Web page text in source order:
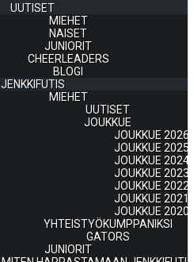
UUTISET
MIEHET
NAISET
JUNIORIT
CHEERLEADERS
BLOGI
JENKKIFUTIS
MIEHET
UUTISET
JOUKKUE
JOUKKUE 2026
JOUKKUE 2025
JOUKKUE 2024
JOUKKUE 2023
JOUKKUE 2022
JOUKKUE 2021
JOUKKUE 2020
YHTEISTYÖKUMPPANIKSI
GATORS
JUNIORIT